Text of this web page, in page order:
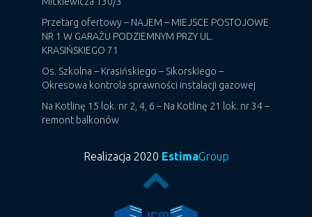
Przetarg ofertowy – NAJEM – MIEJSCE POSTOJOWE
NR 1 W GARAŻU PODZIEMNYM PRZY UL.
KRASIŃSKIEGO 71
Os. Szkolna – Krasińskiego – Sikorskiego –
Okresowa kontrola sprawności instalacji gazowej
Na Kotlinę 15 lok. nr 2, 4, 6 – Na Kotlinę 21 lok. nr 34 –
remont balkonów
Realizacja 2020 EstimaGroup